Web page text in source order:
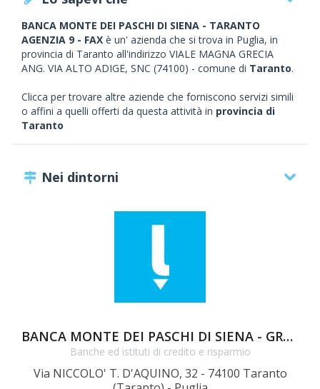
BANCA MONTE DEI PASCHI DI SIENA - TARANTO
AGENZIA 9 - FAX è un' azienda che si trova in Puglia, in
provincia di Taranto all'indirizzo VIALE MAGNA GRECIA
ANG. VIA ALTO ADIGE, SNC (74100) - comune di Taranto.
Clicca per trovare altre aziende che forniscono servizi simili
o affini a quelli offerti da questa attività in provincia di
Taranto
Nei dintorni
BANCA MONTE DEI PASCHI DI SIENA - GROTTAGLIE AGENZIA 2 - FAX
Banche ed istituti di credito e risparmio
Via NICCOLO' T. D'AQUINO, 32 - 74100 Taranto